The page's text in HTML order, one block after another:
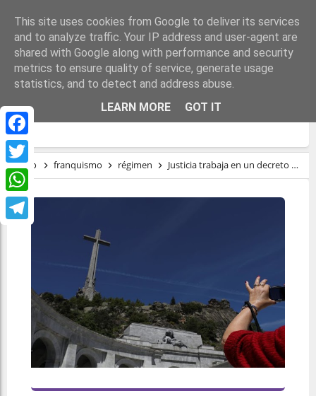
Facebook
Twitter
WhatsApp
JUSTICIA TRABAJA EN UN DECRETO PARA
LA EXHUMACIÓN DE FRANCO
Inicio franquismo régimen Justicia trabaja en un decreto para la exhumación de Franco
This site uses cookies from Google to deliver its services
and to analyze traffic. Your IP address and user-agent are
shared with Google along with performance and security
metrics to ensure quality of service, generate usage
statistics, and to detect and address abuse.
LEARN MORE
GOT IT